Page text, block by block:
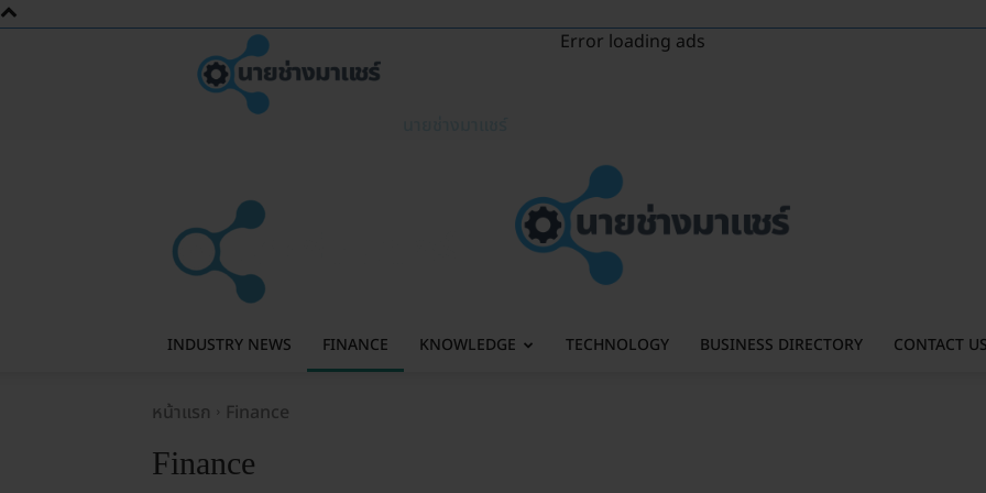
Error loading ads
INDUSTRY NEWS FINANCE KNOWLEDGE TECHNOLOGY BUSINESS DIRECTORY CONTACT
หน้าแรก Finance
Finance